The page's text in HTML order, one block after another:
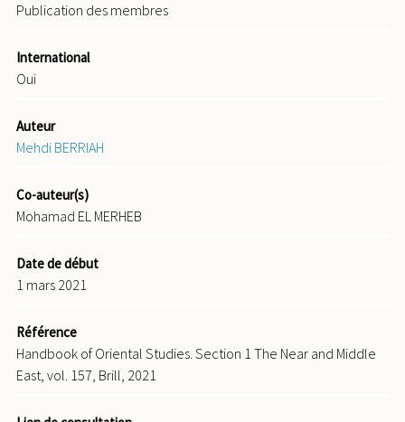
Publication des membres
International
Oui
Auteur
Mehdi BERRIAH
Co-auteur(s)
Mohamad EL MERHEB
Date de début
1 mars 2021
Référence
Handbook of Oriental Studies. Section 1 The Near and Middle
East, vol. 157, Brill, 2021